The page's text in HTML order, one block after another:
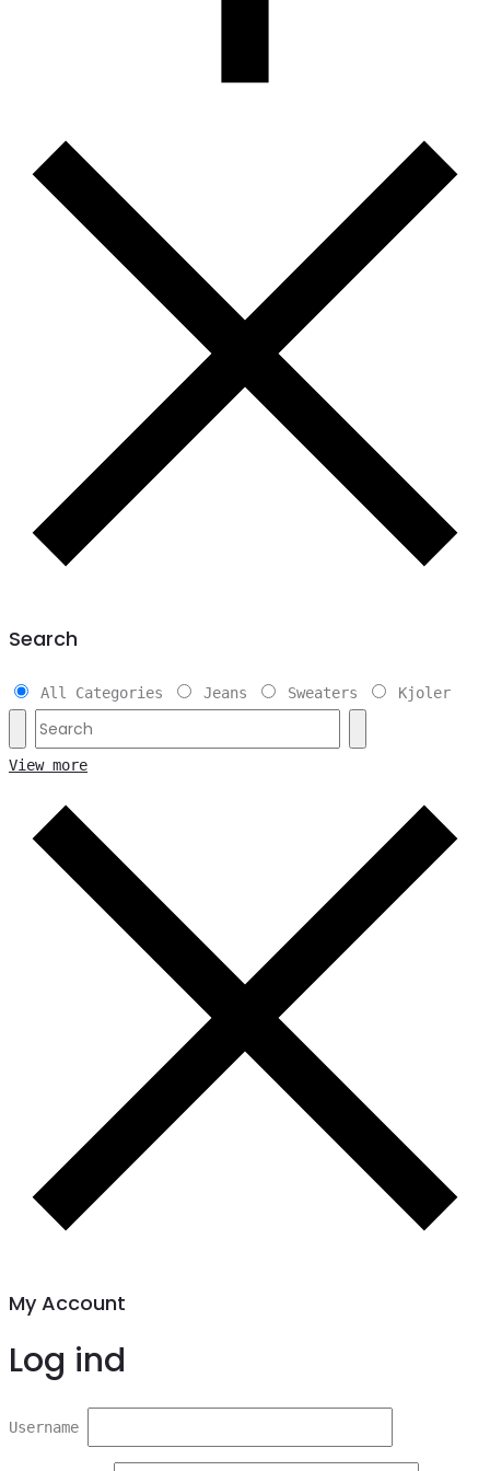
Search
All Categories Jeans Sweaters Kjoler
View more
My Account
Log ind
Username